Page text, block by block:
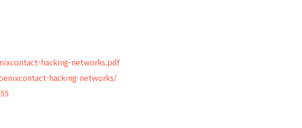
hacking-networks.pdf
hacking-networks/